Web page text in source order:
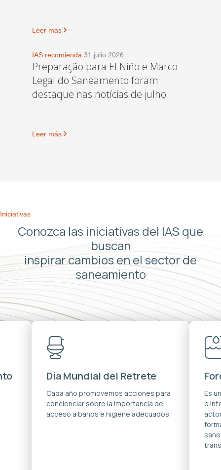
Leer más
IAS recomienda 31 julio 2026
Preparação para El Niño e Marco
Legal do Saneamento foram
destaque nas notícias de julho
Leer más
Iniciativas
Conozca las iniciativas del IAS que
buscan
inspirar cambios en el sector de
saneamiento
Día Mundial del Retrete
Cada año promovemos acciones para
concienciar sobre la importancia del
acceso a baños e higiene adecuados.
Es
e